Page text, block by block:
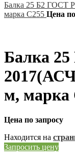
Балка 25 Б2 ГОСТ
марка С255 Цена
Балка
м, марка
Цена по запросу
Находится на
Запросить цену